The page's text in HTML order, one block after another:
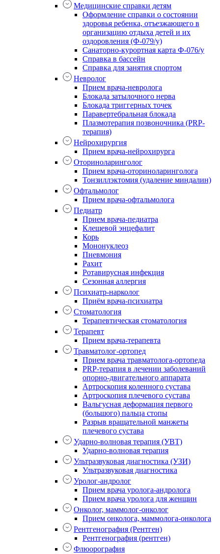
Медицинские справки детям
Оформление справки о состоянии
здоровья ребенка, отъезжающего в
организацию отдыха детей и их
оздоровления (Ф-079/у)
Санаторно-курортная карта Ф-076/у
Справка в бассейн
Справка для занятия спортом
Невролог
Прием врача-невролога
Блокада затылочного нерва
Блокада триггерных точек
Паравертебральная блокада
Плазмотерапия позвоночника (PRP-
терапия)
Нейрохирургия
Прием врача-нейрохирурга
Оториноларинголог
Прием врача-оториноларинголога
Тонзиллэктомия (удаление миндалин)
Офтальмолог
Прием врача-офтальмолога
Педиатр
Прием врача-педиатра
Клещевой энцефалит
Корь
Мононуклеоз
Пневмония
Рахит
Ротавирусная инфекция
Сезонная аллергия
Психиатр-нарколог
Приём врача-психиатра
Стоматология
Терапевтическая стоматология
Терапевт
Прием врача-терапевта
Травматолог-ортопед
Прием врача травматолога-ортопеда
PRP-терапия в лечении заболеваний
опорно-двигательного аппарата
Артроскопия коленного сустава
Артроскопия плечевого сустава
Вальгусная деформация первого
(большого) пальца стопы
Разрыв вращательной манжеты
плечевого сустава
Ударно-волновая терапия (УВТ)
Ударно-волновая терапия
Ультразвуковая диагностика (УЗИ)
Ультразвуковая диагностика
Уролог-андролог
Прием врача уролога-андролога
Прием врача уролога для женщин
Онколог, маммолог-онколог
Прием онколога, маммолога-онколога
Рентгенография (Рентген)
Рентгенография (рентген)
Флюорография